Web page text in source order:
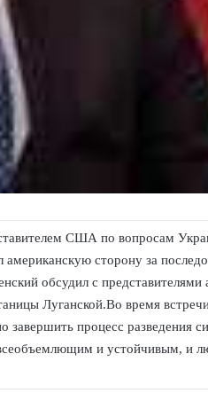
США по вопросам
сторону за
обсудил с
Луганской.Во время
процесс
и устойчивым, и